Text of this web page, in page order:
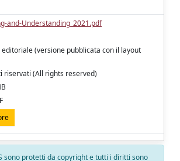
and-Understanding_2021.pdf
(versione pubblicata con il layout
riservati (All rights reserved)
sono protetti da copyright e tutti i diritti sono